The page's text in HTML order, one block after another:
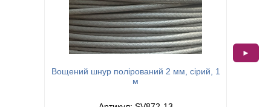
Вощений шнур полірований 2 мм, сірий, 1
м
►